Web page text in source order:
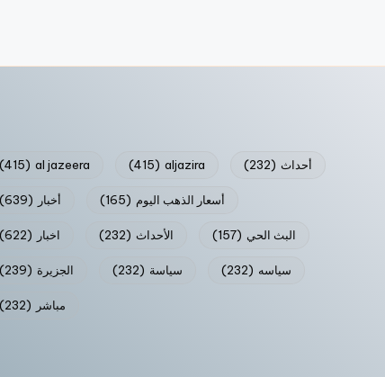
al jazeera
(415) aljazira
(415) أحداث (232)
أخبار (639) أسعار الذهب اليوم (165)
اخبار (622) الأحداث (232) البث الحي (157)
الجزيرة (239) سياسة (232) سياسه (232)
مباشر (232)